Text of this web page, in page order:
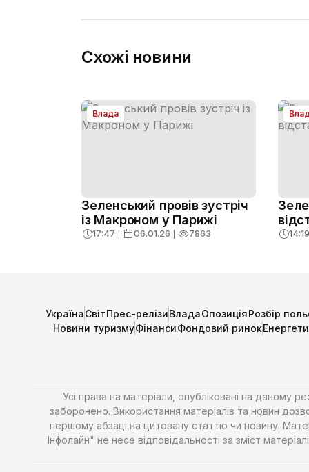
Схожі новини
Влада
Зеленський провів зустріч
із Макроном у Парижі
17:47 ❘ 06.01.26 ❘ 7863 14:19
УкраїнаСвітПрес-релізиВладаОпозиціяРозбір
Новини туризмуФінансиФондовий ринок
Усі права на матеріали, опубліковані на даному
заборонено. Використання матеріалів та новин
першому абзаці на цитовану статтю чи новину.
Інфолайн" не несе відповідальності за зміст